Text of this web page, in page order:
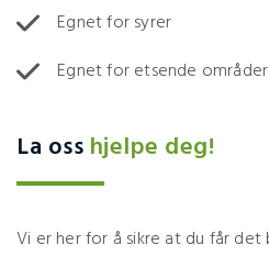
Egnet for syrer
Egnet for etsende områder
La oss hjelpe deg!
Vi er her for å sikre at du får